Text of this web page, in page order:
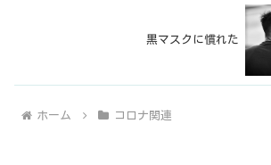
黒マスクに慣れた
ホーム コロナ関連